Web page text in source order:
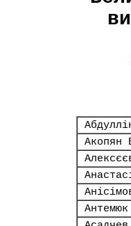
Акопян